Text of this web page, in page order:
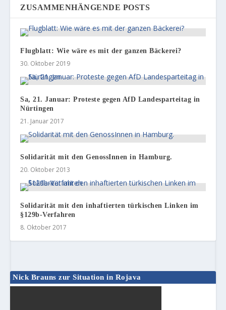
ZUSAMMENHÄNGENDE POSTS
Flugblatt: Wie wäre es mit der ganzen Bäckerei?
30. Oktober 2019
Sa, 21. Januar: Proteste gegen AfD Landesparteitag in
Nürtingen
21. Januar 2017
Solidarität mit den GenossInnen in Hamburg.
20. Oktober 2013
Solidarität mit den inhaftierten türkischen Linken im
§129b-Verfahren
8. Oktober 2017
Nick Brauns zur Situation in Rojava